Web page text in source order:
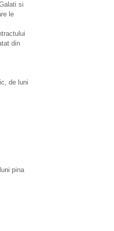
si
le
din
de luni
pina